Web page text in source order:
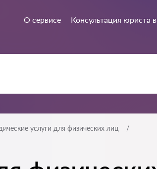
О сервисе Консультация юриста
услуги для физических лиц